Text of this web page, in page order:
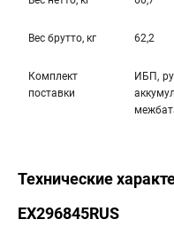
Вес брутто, кг 62,2
Комплект
поставки
ИБП,
Технические
EX296845RUS